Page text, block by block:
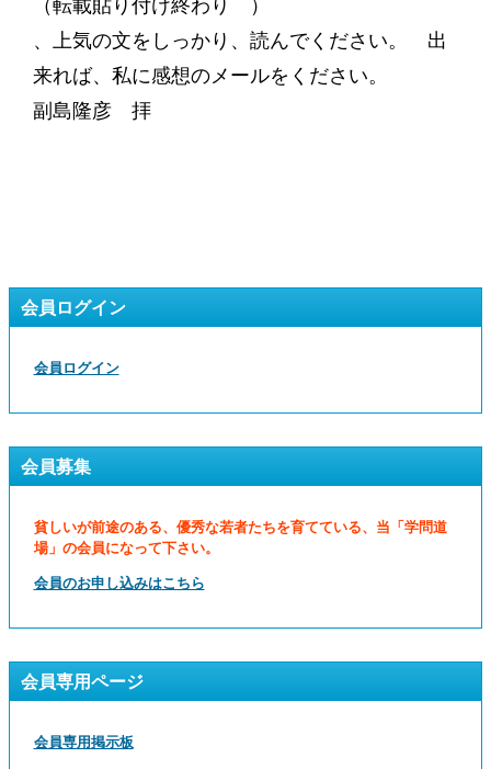
（転載貼り付け終わり ）
、上気の文をしっかり、読んでください。 出
来れば、私に感想のメールをください。
副島隆彦 拝
会員ログイン
会員ログイン
会員募集
貧しいが前途のある、優秀な若者たちを育てている、当「学問道
場」の会員になって下さい。
会員のお申し込みはこちら
会員専用ページ
会員専用掲示板